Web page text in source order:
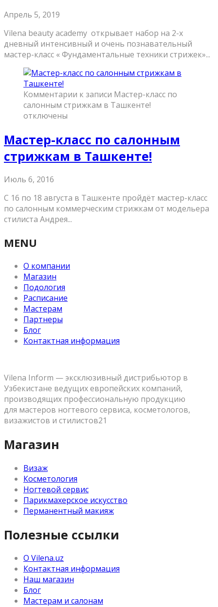
Апрель 5, 2019
Vilena beauty academy открывает набор на 2-х
дневный интенсивный и очень познавательный
мастер-класс « Фундаментальные техники стрижек»...
Комментарии к записи Мастер-класс по
салонным стрижкам в Ташкенте!
отключены
Мастер-класс по салонным
стрижкам в Ташкенте!
Июль 6, 2016
С 16 по 18 августа в Ташкенте пройдёт мастер-класс
по салонным коммерческим стрижкам от модельера
стилиста Андрея...
MENU
О компании
Магазин
Подология
Расписание
Мастерам
Партнеры
Блог
Контактная информация
Vilena Inform — эксклюзивный дистрибьютор в
Узбекистане ведущих европейских компаний,
производящих профессиональную продукцию
для мастеров ногтевого сервиса, косметологов,
визажистов и стилистов21
Магазин
Визаж
Косметология
Ногтевой сервис
Парикмахерское искусство
Перманентный макияж
Полезные ссылки
О Vilena.uz
Контактная информация
Наш магазин
Блог
Мастерам и салонам